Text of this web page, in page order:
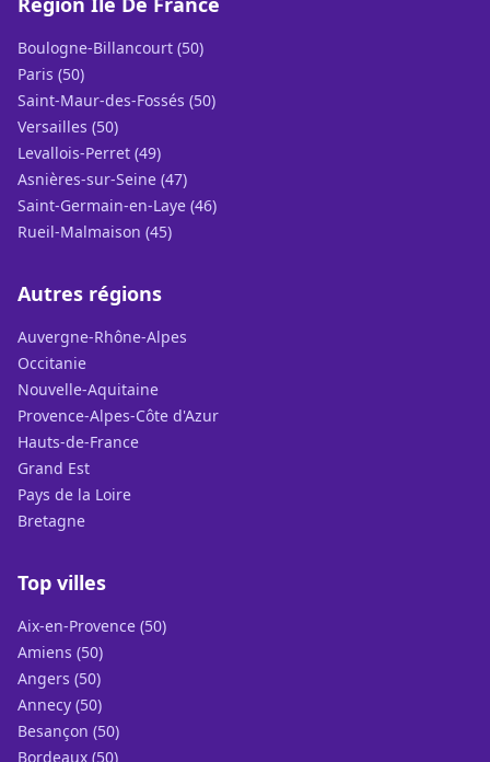
Boulogne-Billancourt (50)
Paris (50)
Saint-Maur-des-Fossés (50)
Versailles (50)
Levallois-Perret (49)
Asnières-sur-Seine (47)
Saint-Germain-en-Laye (46)
Rueil-Malmaison (45)
Autres régions
Auvergne-Rhône-Alpes
Occitanie
Nouvelle-Aquitaine
Provence-Alpes-Côte d'Azur
Hauts-de-France
Grand Est
Pays de la Loire
Bretagne
Top villes
Aix-en-Provence (50)
Amiens (50)
Angers (50)
Annecy (50)
Besançon (50)
Bordeaux (50)